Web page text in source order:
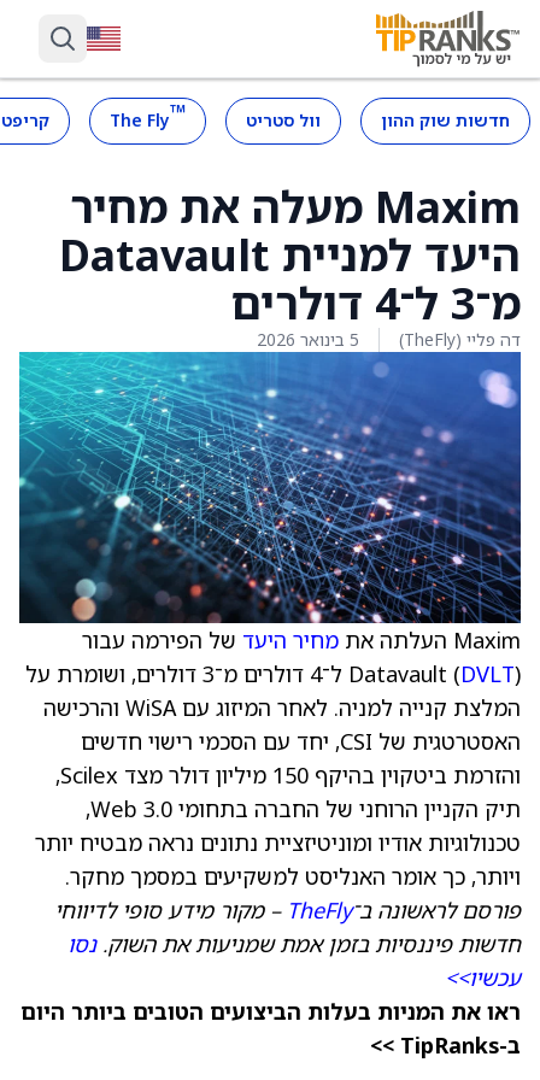
חדשות שוק ההון וול סטריט ™
The Fly
Maxim מעלה את מחיר
היעד למניית Datavault
מ־3 ל־4 דולרים
דה פליי (TheFly) 5 בינואר 2026
Maxim העלתה את מחיר היעד של הפירמה עבור
Datavault (DVLT
) ל־4 דולרים מ־3 דולרים, ושומרת על
המלצת קנייה למניה. לאחר המיזוג עם WiSA והרכישה
האסטרטגית של CSI, יחד עם הסכמי רישוי חדשים
והזרמת ביטקוין בהיקף 150 מיליון דולר מצד Scilex,
תיק הקניין הרוחני של החברה בתחומי Web 3.0,
טכנולוגיות אודיו ומוניטיזציית נתונים נראה מבטיח יותר
ויותר, כך אומר האנליסט למשקיעים במסמך מחקר.
פורסם לראשונה ב־TheFly – מקור מידע סופי לדיווחי
חדשות פיננסיות בזמן אמת שמניעות את השוק.נסו
עכשיו>>
ראו את המניות בעלות הביצועים הטובים ביותר היום
ב-TipRanks >>